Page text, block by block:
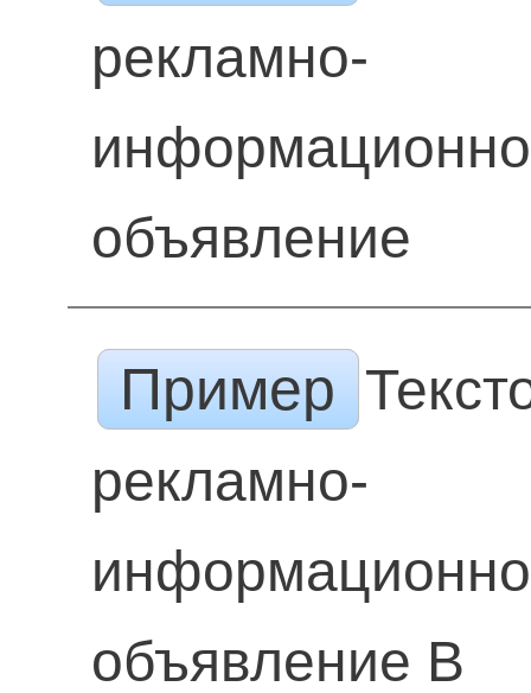
рекламно-
объявление
Пример
рекламно-
объявление В